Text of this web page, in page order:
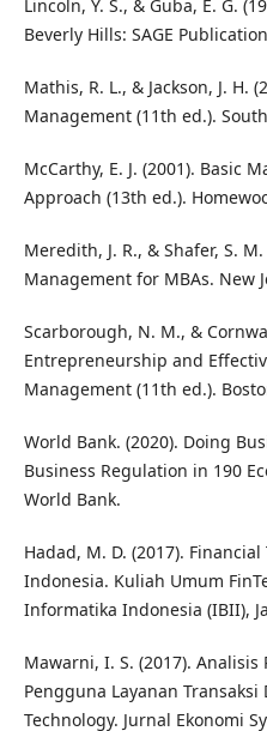
Lincoln, Y. S., & Guba, E. G.
Beverly Hills: SAGE
Mathis, R. L., & Jackson, J. H.
Management (11th ed.).
McCarthy, E. J. (2001). Basic
Approach (13th ed.).
Meredith, J. R., & Shafer, S.
Management for MBAs. New
Scarborough, N. M., &
Entrepreneurship and
Management (11th ed.).
World Bank. (2020). Doing
Business Regulation in 190
World Bank.
Hadad, M. D. (2017).
Indonesia. Kuliah Umum
Informatika Indonesia (IBII),
Mawarni, I. S. (2017). Analisis
Pengguna Layanan
Technology. Jurnal Ekonomi